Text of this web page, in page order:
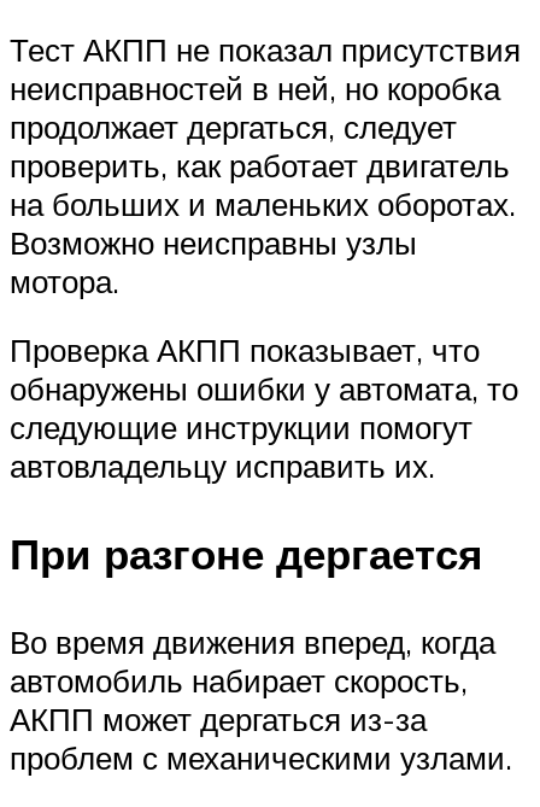
Тест АКПП не показал присутствия
неисправностей в ней, но коробка
продолжает дергаться, следует
проверить, как работает двигатель
на больших и маленьких оборотах.
Возможно неисправны узлы
мотора.
Проверка АКПП показывает, что
обнаружены ошибки у автомата, то
следующие инструкции помогут
автовладельцу исправить их.
При разгоне дергается
Во время движения вперед, когда
автомобиль набирает скорость,
АКПП может дергаться из-за
проблем с механическими узлами.